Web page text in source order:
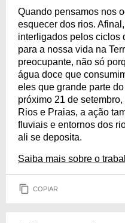
Quando pensamos nos
esquecer dos rios.
interligados pelos ciclos
para a nossa vida na
preocupante, não só
água doce que
eles que grande parte
próximo 21 de
Rios e Praias, a ação
fluviais e entornos dos
ali se deposita.
Saiba mais sobre o
COPIAR